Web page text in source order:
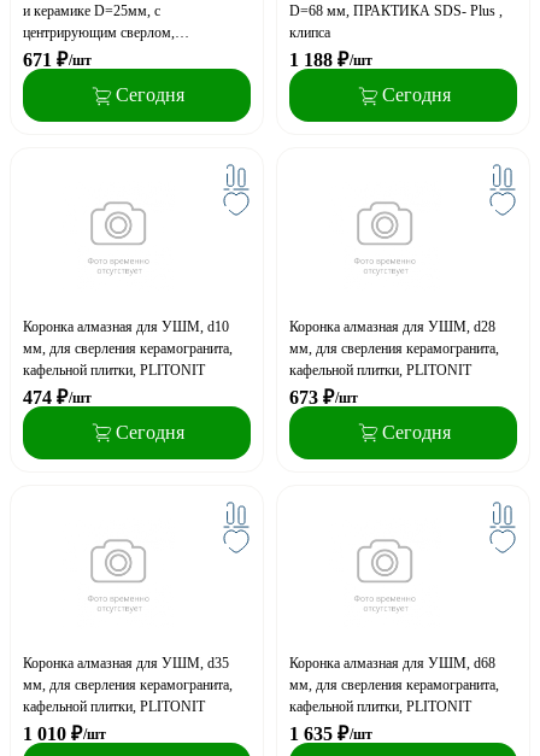
и керамике D=25мм, с
центрирующим сверлом,
RENNBOHR
671 ₽/шт
Сегодня
D=68 мм, ПРАКТИКА SDS- Plus ,
клипса
1 188 ₽/шт
Сегодня
Коронка алмазная для УШМ, d10
мм, для сверления керамогранита,
кафельной плитки, PLITONIT
474 ₽/шт
Сегодня
Коронка алмазная для УШМ, d28
мм, для сверления керамогранита,
кафельной плитки, PLITONIT
673 ₽/шт
Сегодня
Коронка алмазная для УШМ, d35
мм, для сверления керамогранита,
кафельной плитки, PLITONIT
1 010 ₽/шт
Коронка алмазная для УШМ, d68
мм, для сверления керамогранита,
кафельной плитки, PLITONIT
1 635 ₽/шт